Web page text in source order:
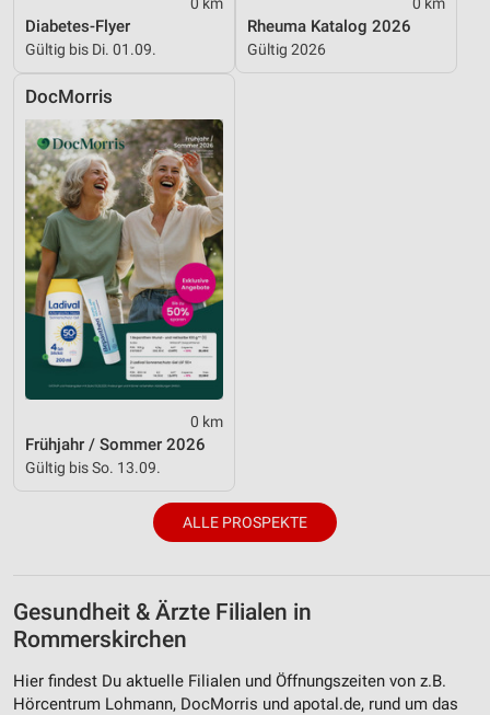
Diabetes-Flyer
Gültig bis Di. 01.09.
Rheuma Katalog 2026
Gültig 2026
DocMorris
0 km
Frühjahr / Sommer 2026
Gültig bis So. 13.09.
ALLE PROSPEKTE
Gesundheit & Ärzte Filialen in
Rommerskirchen
Hier findest Du aktuelle Filialen und Öffnungszeiten von z.B.
Hörcentrum Lohmann, DocMorris und apotal.de, rund um das